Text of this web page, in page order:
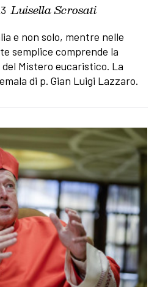
Luisella Scrosati
e non solo, mentre nelle
semplice comprende la
Mistero eucaristico. La
di p. Gian Luigi Lazzaro.